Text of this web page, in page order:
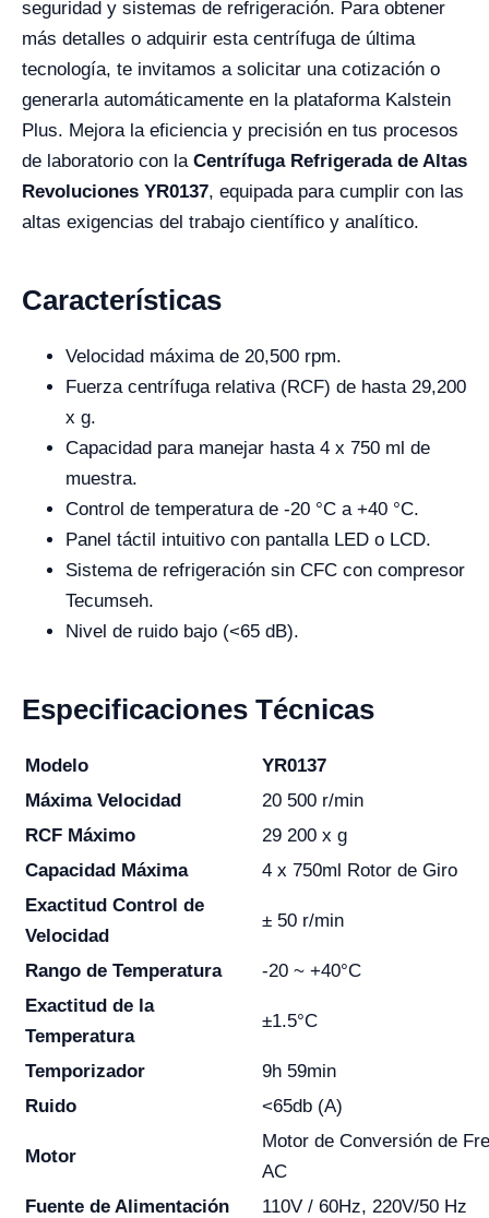
seguridad y sistemas de refrigeración. Para obtener
más detalles o adquirir esta centrífuga de última
tecnología, te invitamos a solicitar una cotización o
generarla automáticamente en la plataforma Kalstein
Plus. Mejora la eficiencia y precisión en tus procesos
de laboratorio con la Centrífuga Refrigerada de Altas
Revoluciones YR0137, equipada para cumplir con las
altas exigencias del trabajo científico y analítico.
Características
Velocidad máxima de 20,500 rpm.
Fuerza centrífuga relativa (RCF) de hasta 29,200
x g.
Capacidad para manejar hasta 4 x 750 ml de
muestra.
Control de temperatura de -20 °C a +40 °C.
Panel táctil intuitivo con pantalla LED o LCD.
Sistema de refrigeración sin CFC con compresor
Tecumseh.
Nivel de ruido bajo (<65 dB).
Especificaciones Técnicas
Modelo
YR0137
Máxima Velocidad
20 500 r/min
RCF Máximo
29 200 x g
Capacidad Máxima
4 x 750ml Rotor de Giro
Exactitud Control de
Velocidad
± 50 r/min
Rango de Temperatura
-20 ~ +40°C
Exactitud de la
Temperatura
±1.5°C
Temporizador
9h 59min
Ruido
<65db (A)
Motor
Motor de Conversión de
AC
Fuente de Alimentación
110V / 60Hz, 220V/50 Hz